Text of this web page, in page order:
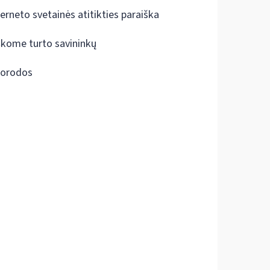
svetainės atitikties paraiška
turto savininkų